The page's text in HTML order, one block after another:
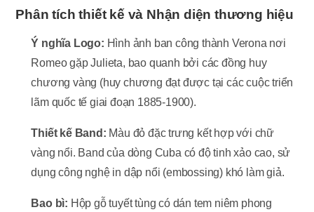
Phân tích thiết kế và Nhận diện thương hiệu
Ý nghĩa Logo: Hình ảnh ban công thành Verona nơi
Romeo gặp Julieta, bao quanh bởi các đồng huy
chương vàng (huy chương đạt được tại các cuộc triển
lãm quốc tế giai đoạn 1885-1900).
Thiết kế Band: Màu đỏ đặc trưng kết hợp với chữ
vàng nổi. Band của dòng Cuba có độ tinh xảo cao, sử
dụng công nghệ in dập nổi (embossing) khó làm giả.
Bao bì: Hộp gỗ tuyết tùng có dán tem niêm phong